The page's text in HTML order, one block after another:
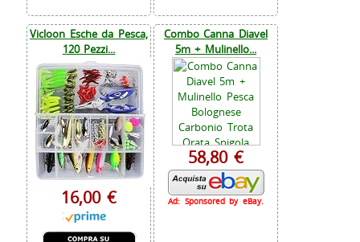
Vicloon Esche da Pesca,
120 Pezzi...
16,00 €
Combo Canna Diavel
5m + Mulinello...
58,80 €
Ad: Sponsored by eBay.